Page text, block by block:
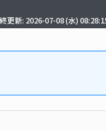
更新: 2026-07-08 (水)